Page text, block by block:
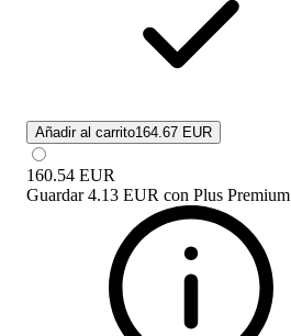
Añadir al carrito164.67 EUR
160.54 EUR
Guardar 4.13 EUR con Plus Premium